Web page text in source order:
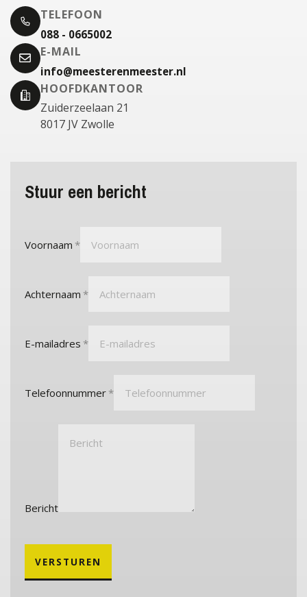
TELEFOON
088 - 0665002
E-MAIL
info@meesterenmeester.nl
HOOFDKANTOOR
Zuiderzeelaan 21
8017 JV Zwolle
Stuur een bericht
Voornaam
Achternaam
E-mailadres
Telefoonnummer
Bericht
VERSTUREN